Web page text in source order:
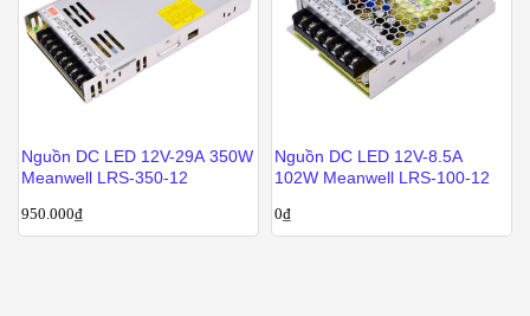
Nguồn DC LED 12V-29A 350W
Meanwell LRS-350-12
950.000₫
Nguồn DC LED 12V-8.5A
102W Meanwell LRS-100-12
0₫